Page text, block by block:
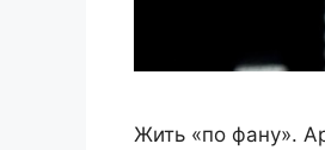
Жить «по фану».